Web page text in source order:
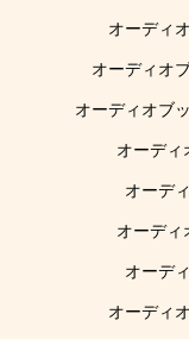
オーディ
オーディオ
オーディオブ
オーディ
オーデ
オーディ
オーデ
オーディ